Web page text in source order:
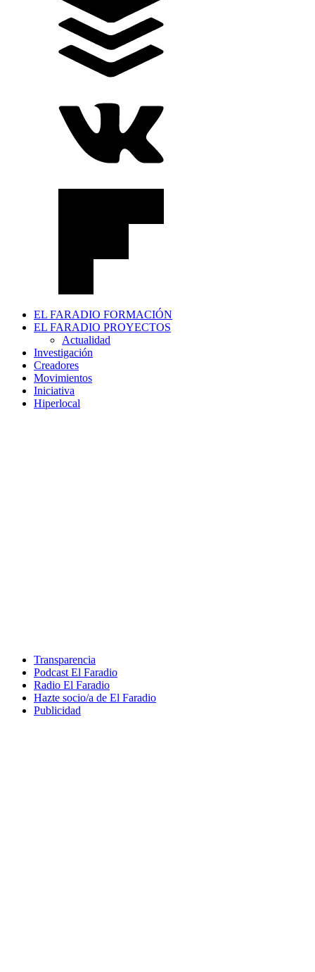
EL FARADIO FORMACIÓN
EL FARADIO PROYECTOS
Actualidad
Investigación
Creadores
Movimientos
Iniciativa
Hiperlocal
Transparencia
Podcast El Faradio
Radio El Faradio
Hazte socio/a de El Faradio
Publicidad